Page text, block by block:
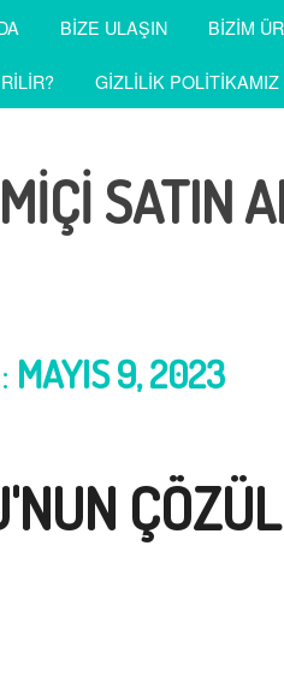
BIZE ULAŞIN BIZIM
GIZLILIK POLITIKAMIZ
SATIN
MAYIS 9, 2023